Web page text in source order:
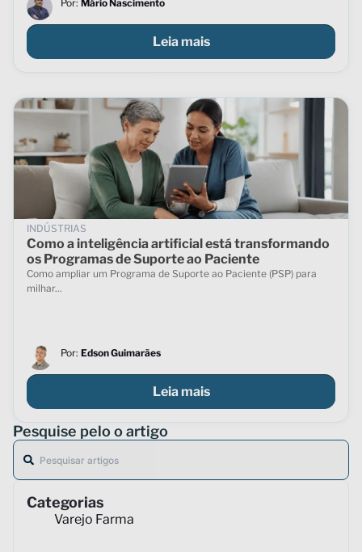
Por: Mário Nascimento
Leia mais
INDÚSTRIAS
Como a inteligência artificial está transformando
os Programas de Suporte ao Paciente
Como ampliar um Programa de Suporte ao Paciente (PSP) para
milhar...
Por: Edson Guimarães
Leia mais
Pesquise pelo o artigo
Categorias
Varejo Farma